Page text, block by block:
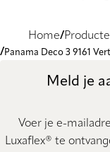
Home
Panama Deco 3 9161
Meld je
Voer je e-
Luxaflex® te